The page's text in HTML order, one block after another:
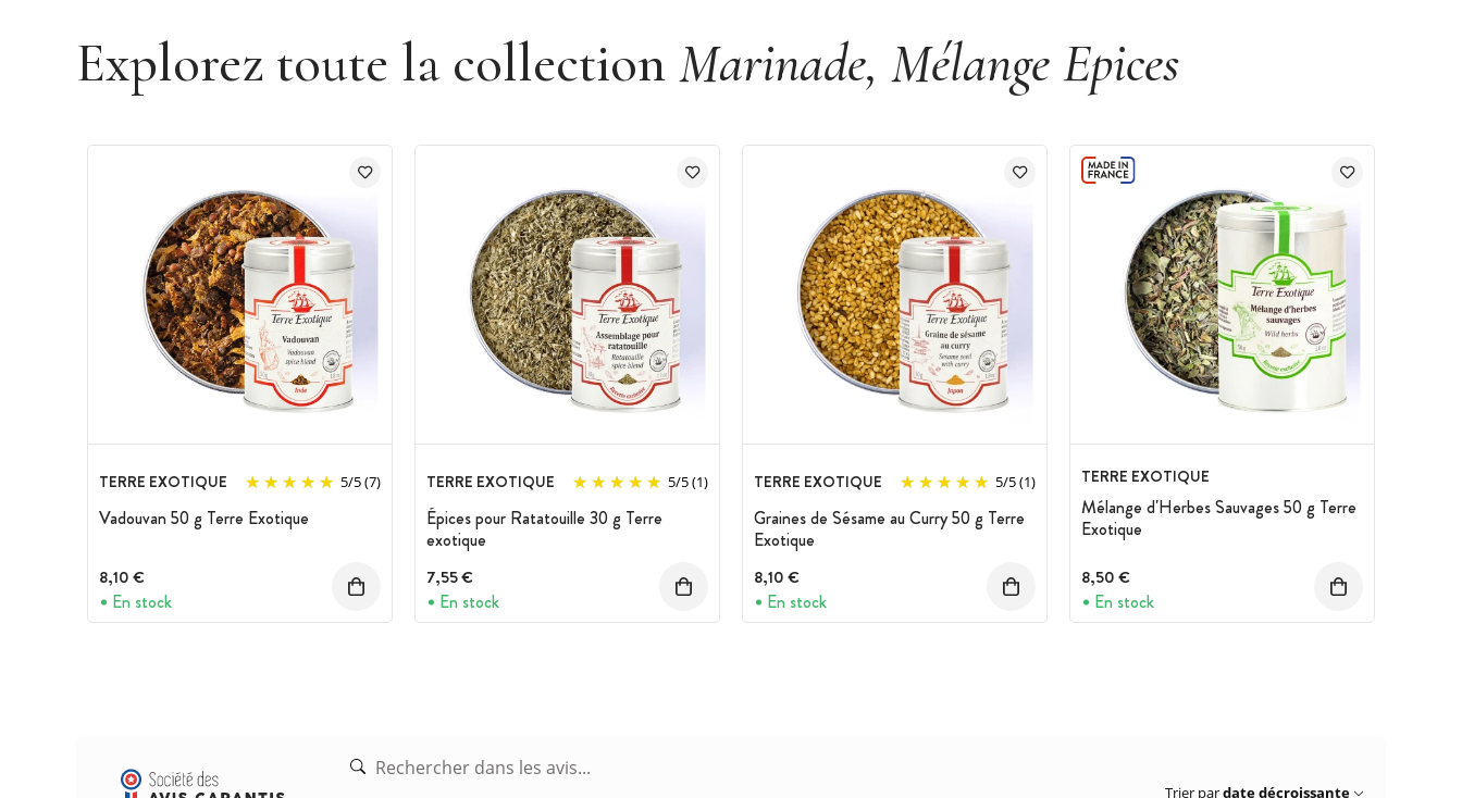
Explorez toute la collection Marinade, Mélange Epices
TERRE EXOTIQUE 5/5(7)
Vadouvan 50 g Terre Exotique
8,10 €
En stock
TERRE EXOTIQUE 5/5(1)
Épices pour Ratatouille 30 g Terre
exotique
7,55 €
En stock
TERRE EXOTIQUE 5/5(1)
Graines de Sésame au Curry 50 g Terre
Exotique
8,10 €
En stock
TERRE EXOTIQUE
Mélange d'Herbes Sauvages 50 g Terre
Exotique
8,50 €
En stock
Trier pardate décroissante